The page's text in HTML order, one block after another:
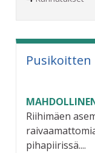
Pusikoitten
Riihimäen
pihapiirissä....